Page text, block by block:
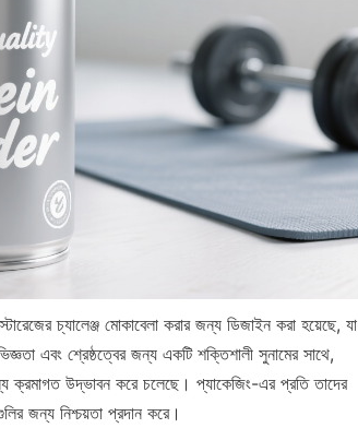
চ্যালেঞ্জ মোকাবেলা করার জন্য ডিজাইন করা হয়েছে, যা
এবং শ্রেষ্ঠত্বের জন্য একটি শক্তিশালী সুনামের সাথে,
ক্রমাগত উদ্ভাবন করে চলেছে। প্যাকেজিং-এর প্রতি তাদের
জন্য নিশ্চয়তা প্রদান করে।